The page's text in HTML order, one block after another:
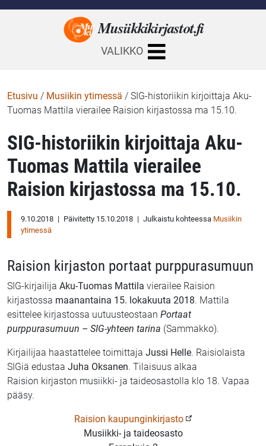
Musiikkikirjastot.fi
VALIKKO
Etusivu / Musiikin ytimessä / SIG-historiikin kirjoittaja Aku-
Tuomas Mattila vierailee Raision kirjastossa ma 15.10.
SIG-historiikin kirjoittaja Aku-
Tuomas Mattila vierailee
Raision kirjastossa ma 15.10.
9.10.2018 | Päivitetty 15.10.2018 | Julkaistu kohteessa Musiikin
ytimessä
Raision kirjaston portaat purppurasumuun
SIG-kirjailija Aku-Tuomas Mattila vierailee Raision
kirjastossa maanantaina 15. lokakuuta 2018. Mattila
esittelee kirjastossa uutuusteostaan Portaat
purppurasumuun – SIG-yhteen tarina (Sammakko).
Kirjailijaa haastattelee toimittaja Jussi Helle. Raisiolaista
SIGiä edustaa Juha Oksanen. Tilaisuus alkaa
Raision kirjaston musiikki- ja taideosastolla klo 18. Vapaa
pääsy.
Raision kaupunginkirjasto
Musiikki- ja taideosasto